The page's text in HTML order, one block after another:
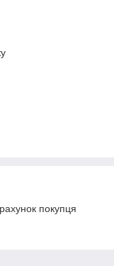
покупця